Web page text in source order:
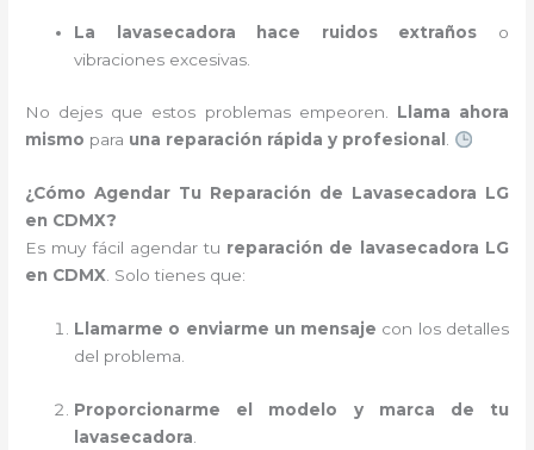
La lavasecadora hace ruidos extraños o
vibraciones excesivas.
No dejes que estos problemas empeoren. Llama ahora
mismo para una reparación rápida y profesional .
¿Cómo Agendar Tu Reparación de Lavasecadora LG
en CDMX?
Es muy fácil agendar tu reparación de lavasecadora LG
en CDMX. Solo tienes que:
Llamarme o enviarme un mensaje con los detalles
del problema.
Proporcionarme el modelo y marca de tu
lavasecadora